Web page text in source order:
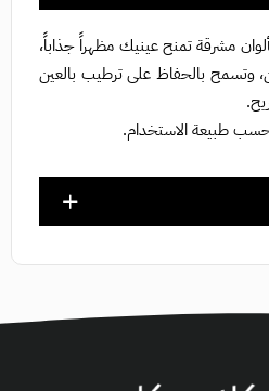
مشرقة تمنح عينيك مظهراً جذاباً،
وتسمح بالحفاظ على ترطيب بالعين